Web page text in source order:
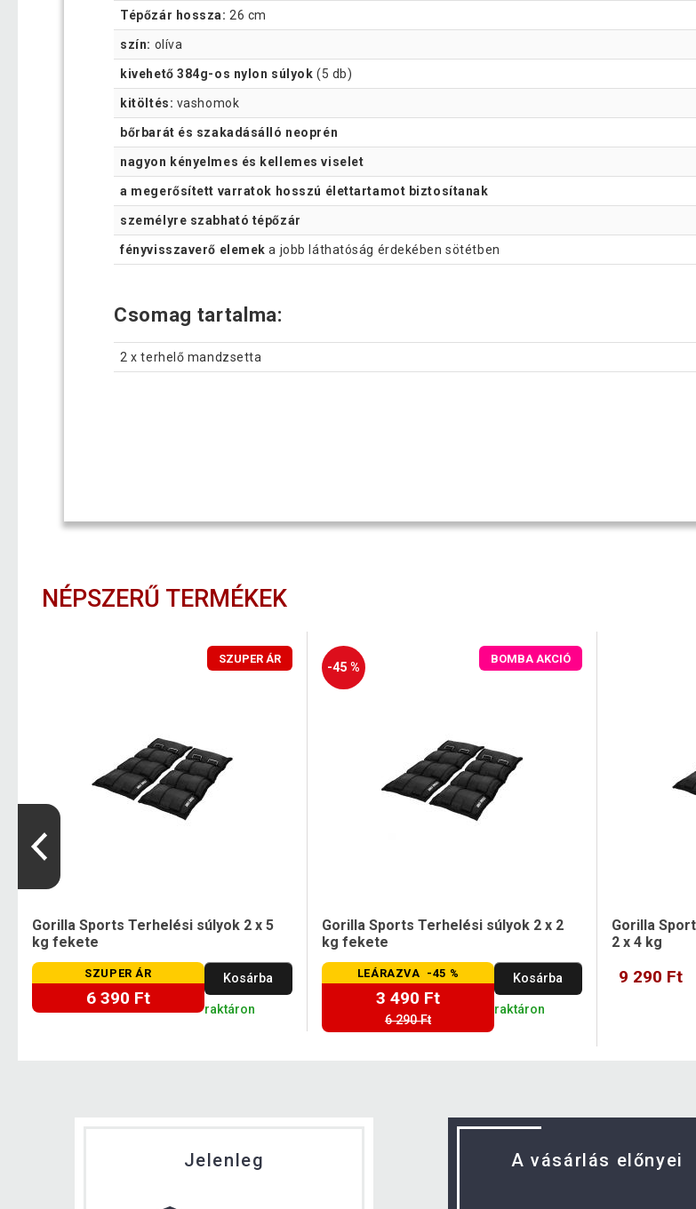
Tépőzár hossza: 26 cm
szín: olíva
kivehető 384g-os nylon súlyok (5 db)
kitöltés: vashomok
bőrbarát és szakadásálló neoprén
nagyon kényelmes és kellemes viselet
a megerősített varratok hosszú élettartamot biztosítanak
személyre szabható tépőzár
fényvisszaverő elemek a jobb láthatóság érdekében sötétben
Csomag tartalma:
2 x terhelő mandzsetta
NÉPSZERŰ TERMÉKEK
SZUPER ÁR
Gorilla Sports Terhelési súlyok 2 x 5
kg fekete
SZUPER ÁR
6 390 Ft
Kosárba
raktáron
-45 %
BOMBA AKCIÓ
Gorilla Sports Terhelési súlyok 2 x 2
kg fekete
LEÁRAZVA -45 %
3 490 Ft
6 290 Ft
Kosárba
raktáron
Gorilla
2 x 4 kg
9 290 Ft
Jelenleg A vásárlás előnyei